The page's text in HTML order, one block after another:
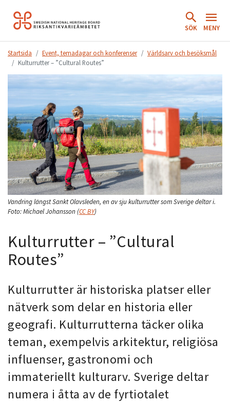
Hoppa
till
SÖK MENY
Startsida Event, temadagar och konferenser
Världsarv och besöksmål
Kulturrutter – ”Cultural Routes”
Vandring längst Sankt Olavsleden, en av sju kulturrutter som Sverige deltar i.
Foto:Michael Johansson (CC BY)
Kulturrutter – ”Cultural
Routes”
Kulturrutter är historiska platser eller
nätverk som delar en historia eller
geografi. Kulturrutterna täcker olika
teman, exempelvis arkitektur, religiösa
influenser, gastronomi och
immateriellt kulturarv. Sverige deltar
numera i åtta av de fyrtiotalet